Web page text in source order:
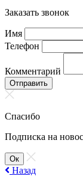
Заказать звонок
Имя
Телефон
Комментарий
Отправить
Спасибо
Подписка на
Ок
Назад